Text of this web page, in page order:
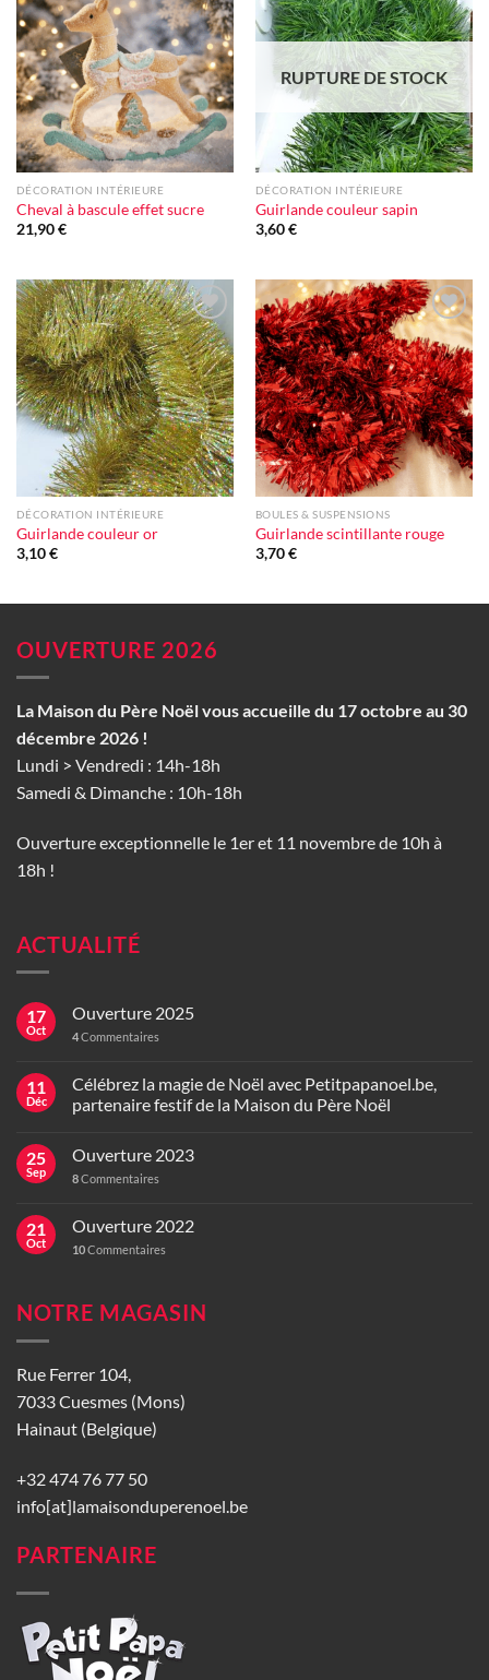
Ajouter
à la liste
d'envie
DÉCORATION INTÉRIEURE
Cheval à bascule effet sucre
21,90€
Ajouter
à la liste
d'envie
RUPTURE DE STOCK
DÉCORATION INTÉRIEURE
Guirlande couleur sapin
3,60€
Ajouter
à la liste
d'envie
DÉCORATION INTÉRIEURE
Guirlande couleur or
3,10€
Ajouter
à la liste
d'envie
BOULES & SUSPENSIONS
Guirlande scintillante rouge
3,70€
OUVERTURE 2026
La Maison du Père Noël vous accueille du 17 octobre au 30
décembre 2026 !
Lundi > Vendredi : 14h-18h
Samedi & Dimanche : 10h-18h
Ouverture exceptionnelle le 1er et 11 novembre de 10h à
18h !
ACTUALITÉ
17
Oct
Ouverture 2025
4Commentaires
11
Déc
Célébrez la magie de Noël avec Petitpapanoel.be,
partenaire festif de la Maison du Père Noël
25
Sep
Ouverture 2023
8Commentaires
21
Oct
Ouverture 2022
10Commentaires
NOTRE MAGASIN
Rue Ferrer 104,
7033 Cuesmes (Mons)
Hainaut (Belgique)
+32 474 76 77 50
info[at]lamaisonduperenoel.be
PARTENAIRE